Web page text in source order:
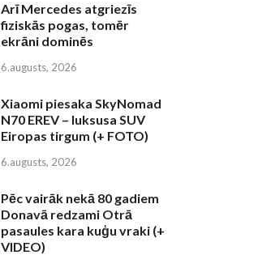
Arī Mercedes atgriezīs
fiziskās pogas, tomēr
ekrāni dominēs
6.augusts, 2026
Xiaomi piesaka SkyNomad
N70 EREV – luksusa SUV
Eiropas tirgum (+ FOTO)
6.augusts, 2026
Pēc vairāk nekā 80 gadiem
Donavā redzami Otrā
pasaules kara kuģu vraki (+
VIDEO)